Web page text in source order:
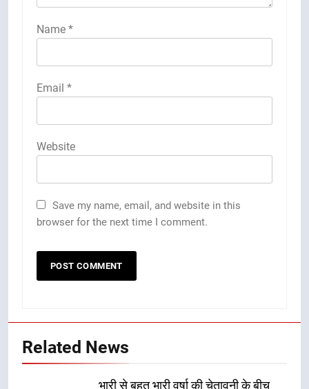
Name *
Email *
Website
Save my name, email, and website in this
browser for the next time I comment.
Related News
भारी से बहुत भारी वर्षा की चेतावनी के बीच